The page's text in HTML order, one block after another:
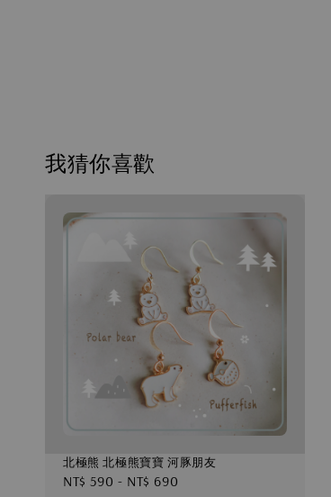
我猜你喜歡
北極熊 北極熊寶寶 河豚朋友
Regular
NT$ 590 - NT$ 690